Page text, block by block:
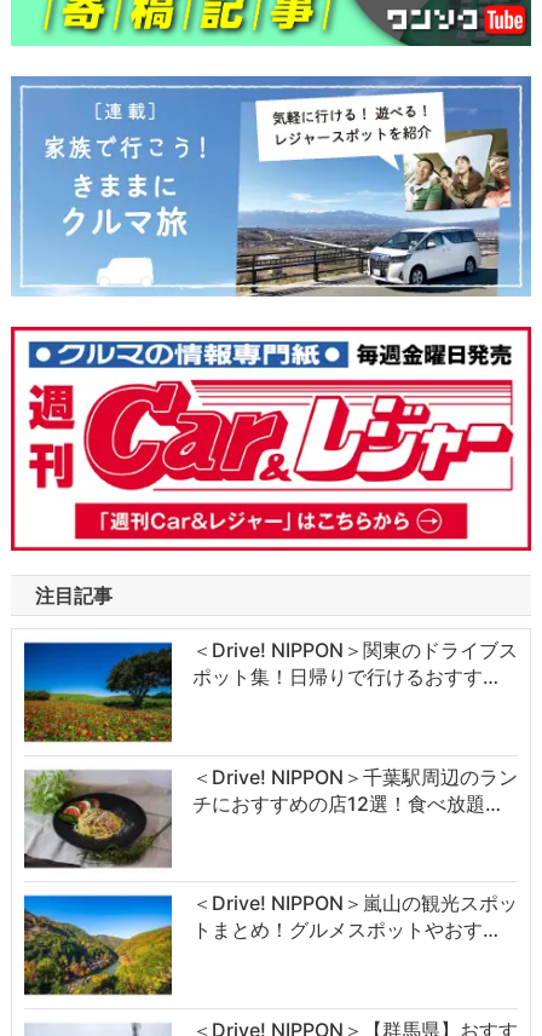
注目記事
＜Drive! NIPPON＞関東のドライブス
ポット集！日帰りで行けるおすす…
＜Drive! NIPPON＞千葉駅周辺のラン
チにおすすめの店12選！食べ放題…
＜Drive! NIPPON＞嵐山の観光スポッ
トまとめ！グルメスポットやおす…
＜Drive! NIPPON＞【群馬県】おすす